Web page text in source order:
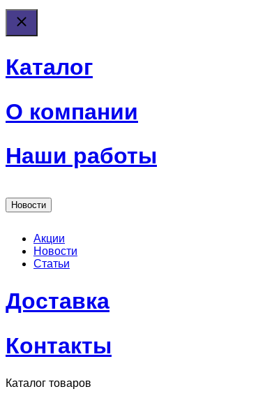
Каталог
О компании
Наши работы
Новости
Акции
Новости
Статьи
Доставка
Контакты
Каталог товаров